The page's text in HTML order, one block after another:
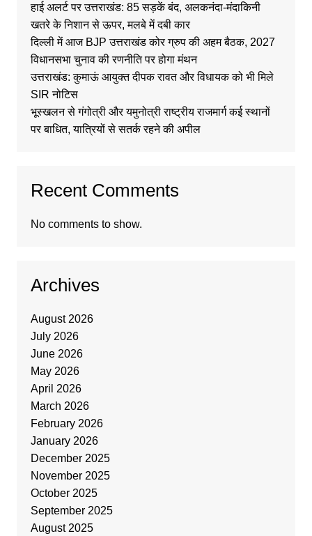
हाई अलर्ट पर उत्तराखंड: 85 सड़कें बंद, अलकनंदा-मंदाकिनी
खतरे के निशान से ऊपर, मलबे में दबी कार
दिल्ली में आज BJP उत्तराखंड कोर ग्रुप की अहम बैठक, 2027
विधानसभा चुनाव की रणनीति पर होगा मंथन
उत्तराखंड: कुमाऊं आयुक्त दीपक रावत और विधायक को भी मिले
SIR नोटिस
भूस्खलन से गंगोत्री और यमुनोत्री राष्ट्रीय राजमार्ग कई स्थानों
पर बाधित, यात्रियों से सतर्क रहने की अपील
Recent Comments
No comments to show.
Archives
August 2026
July 2026
June 2026
May 2026
April 2026
March 2026
February 2026
January 2026
December 2025
November 2025
October 2025
September 2025
August 2025